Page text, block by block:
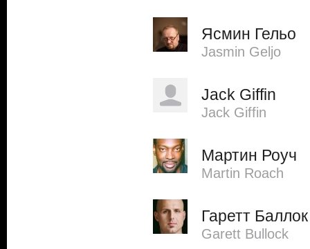
Ясмин Гельо
Jasmin Geljo
Jack Giffin
Jack Giffin
Мартин Роуч
Martin Roach
Гаретт Баллок
Garett Bullock